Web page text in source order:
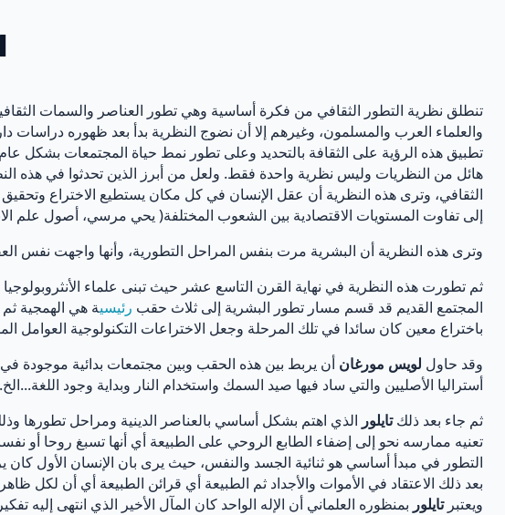
1.
تنطلق نظرية التطور الثقافي من فكرة أساسية وهي تطور العناصر والسمات
والعلماء العرب والمسلمون، وغيرهم إلا أن نضوج النظرية بدأ بعد ظهوره دراسات
تطبيق هذه الرؤية على الثقافة بالتحديد وعلى تطور نمط حياة المجتمعات بشكل
هائل من النظريات وليس نظرية واحدة فقط. ولعل من أبرز الذين تحدثوا في هذه
الثقافي، وترى هذه النظرية أن عقل الإنسان في كل مكان يستطيع الاختراع
إلى تفاوت المستويات الاقتصادية بين الشعوب المختلفة( يحي مرسي، أصول علم
وترى هذه النظرية أن البشرية مرت بنفس المراحل التطورية، وأنها واجهت نفس
ثم تطورت هذه النظرية في نهاية القرن التاسع عشر حيث تبنى علماء
المجتمع القديم قد قسم مسار تطور البشرية إلى ثلاث حقب رئيسية هي الهمجية
باختراع معين كان سائدا في تلك المرحلة وجعل الاختراعات التكنولوجية
وقد حاول لويس مورغان أن يربط بين هذه الحقب وبين مجتمعات بدائية موجودة
أستراليا الأصليين والتي ساد فيها صيد السمك واستخدام النار وبداية وجود اللغة...الخ.
ثم جاء بعد ذلكتايلور الذي اهتم بشكل أساسي بالعناصر الدينية ومراحل تطورها
تعنيه ممارسه نحو إلى إضفاء الطابع الروحي على الطبيعة أي أنها تسبغ روحا أو
التطور في مبدأ أساسي هو ثنائية الجسد والنفس، حيث يرى بان الإنسان الأول
بعد ذلك الاعتقاد في الأموات والأجداد ثم الطبيعة أي قرائن الطبيعة أي أن لكل
ويعتبر تايلور بمنظوره العلماني أن الإله الواحد كان المآل الأخير الذي انتهى إليه